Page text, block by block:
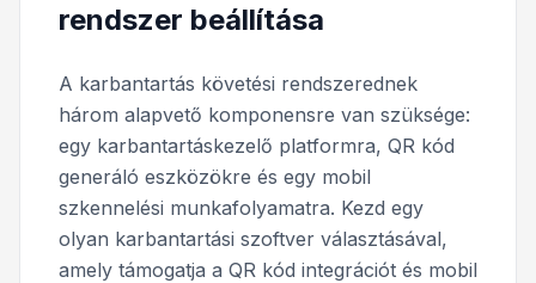
rendszer beállítása
A karbantartás követési rendszerednek
három alapvető komponensre van szüksége:
egy karbantartáskezelő platformra, QR kód
generáló eszközökre és egy mobil
szkennelési munkafolyamatra. Kezd egy
olyan karbantartási szoftver választásával,
amely támogatja a QR kód integrációt és mobil